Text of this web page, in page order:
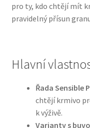
Granule pro psy
Happy Dog —
Hill’s pro psy
pro ty, kdo chtějí mít
pravidelný přísun
Hlavní
Řada Sensible
chtějí krmivo
k výživě.
Varianty s